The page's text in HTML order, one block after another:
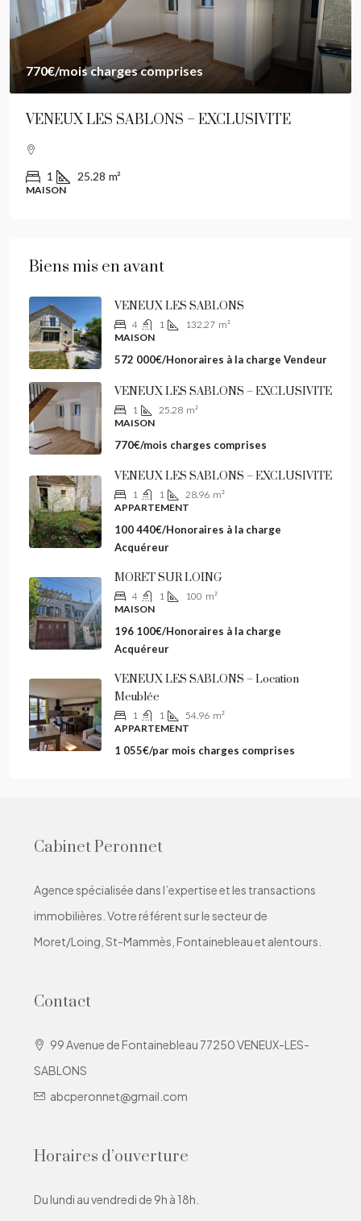
770€/mois charges comprises
VENEUX LES SABLONS – EXCLUSIVITE
1 25.28 m²
MAISON
Biens mis en avant
VENEUX LES SABLONS
4 1 132.27 m²
MAISON
572 000€/Honoraires à la charge Vendeur
VENEUX LES SABLONS – EXCLUSIVITE
1 25.28 m²
MAISON
770€/mois charges comprises
VENEUX LES SABLONS – EXCLUSIVITE
1 1 28.96 m²
APPARTEMENT
100 440€/Honoraires à la charge
Acquéreur
MORET SUR LOING
4 1 100 m²
MAISON
196 100€/Honoraires à la charge
Acquéreur
VENEUX LES SABLONS – Location
Meublée
1 1 54.96 m²
APPARTEMENT
1 055€/par mois charges comprises
Cabinet Peronnet
Agence spécialisée dans l’expertise et les transactions
immobilières. Votre référent sur le secteur de
Moret/Loing, St-Mammès, Fontainebleau et alentours.
Contact
99 Avenue de Fontainebleau 77250 VENEUX-LES-
SABLONS
abcperonnet@gmail.com
Horaires d’ouverture
Du lundi au vendredi de 9h à 18h.